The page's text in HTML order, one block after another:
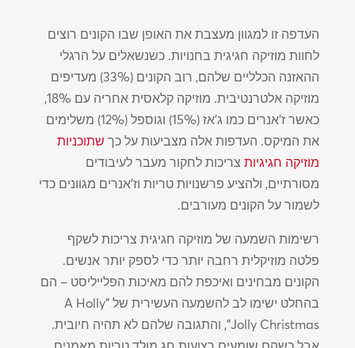
העדפה זו למגוון מעצבת את האופן שבו הקונים רוצים
לחוות מוזיקה חגיגית בחנויות. כשנשאלים על הרגלי
ההאזנה הכלליים שלהם, רוב הקונים (33%) מעדיפים
מוזיקה אלטרנטיבית. מוזיקה קלאסית אחריה עם 18%,
כאשר ז'אנרים כמו ג'אז (15%) וגוספל (12%) משלימים
את המיקס. העדפות אלה מצביעות על כך שתוכניות
מוזיקה חגיגיותצריכות לחקור מעבר לעיבודים
מסורתיים, ולהציע פרשנויות טריות וז'אנרים מגוונים כדי
לשמור על הקונים מעורבים.
רשימות השמעה של מוזיקה חגיגית צריכות לשקף
פלטה מוזיקלית רחבה יותר כדי לספק יותר אנשים.
הקונים מבחינים ואיכפת להם מאיכות הפלייליסט – הם
בהחלט ישימו לב להשמעה העשירית של "A Holly
Jolly Christmas", והתגובה שלהם לא תהיה חיובית.